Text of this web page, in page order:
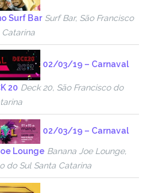
Surf Bar Surf Bar, São Francisco
Catarina
02/03/19 – Carnaval
20 Deck 20, São Francisco do
02/03/19 – Carnaval
Lounge Banana Joe Lounge,
do Sul Santa Catarina